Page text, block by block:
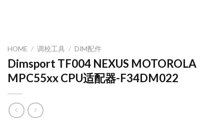
HOME / 调校工具 / DIM配件
Dimsport TF004 NEXUS MOTOROLA
MPC55xx CPU适配器-F34DM022